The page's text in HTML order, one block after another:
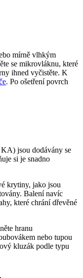
mírně vlhkým
se mikrovláknu, které
ihned vyčistěte. K
. Po ošetření povrch
jsou dodávány se
si je snadno
krytiny, jako jsou
Balení navíc
které chrání dřevěné
hranu
nebo tupou
kluzák podle typu